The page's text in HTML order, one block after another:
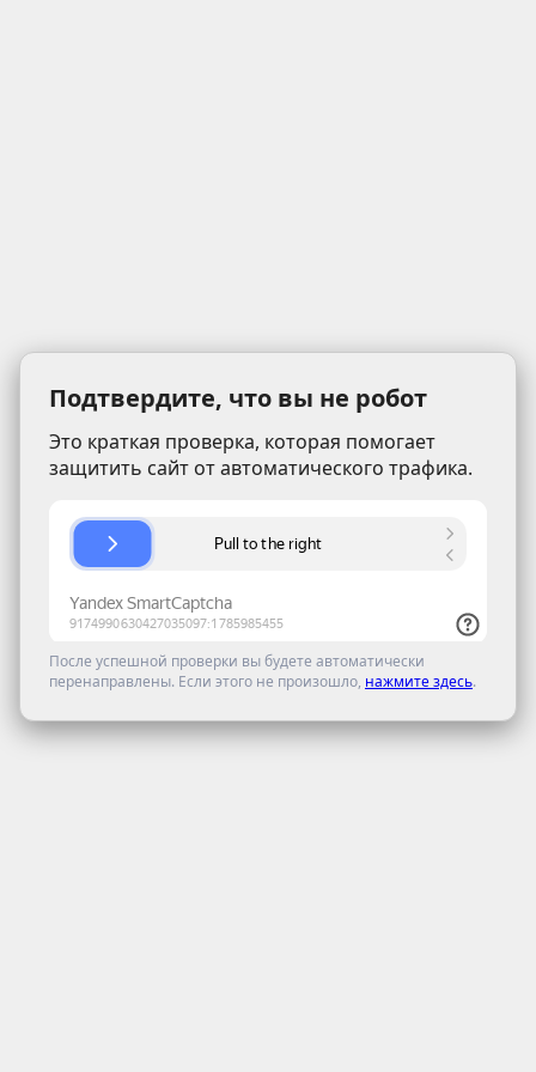
Подтвердите, что вы не робот
Это краткая проверка, которая помогает
защитить сайт от автоматического трафика.
После успешной проверки вы будете автоматически
перенаправлены. Если этого не произошло, нажмите здесь.